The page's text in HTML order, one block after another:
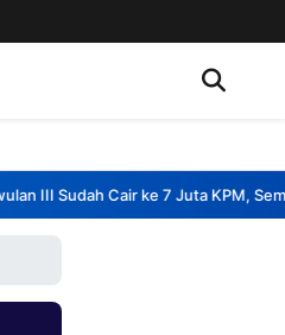
III Sudah Cair ke 7 Juta KPM,